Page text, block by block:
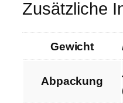
Zusätzliche
Gewicht
Abpackung